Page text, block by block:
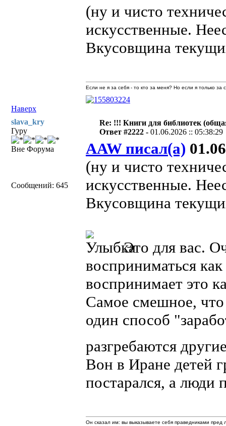
(ну и чисто
искусственные.
Вкусовщина
Наверх
Если не я за себя - то кто за меня? Но если я только
slava_kry
Гуру
Вне Форума
Сообщений: 645
Re: !!! Книги для библиотек
Ответ #2222 -01.06.2026 :: 05:38:29
AAW писал(а)
(ну и чисто
искусственные.
Вкусовщина
Это для вас.
восприниматься
воспринимает это
Самое смешное,
один способ
разгребаются
Вон в Иране детей
постарался, а люди
Он сказал им: вы выказываете себя праведниками